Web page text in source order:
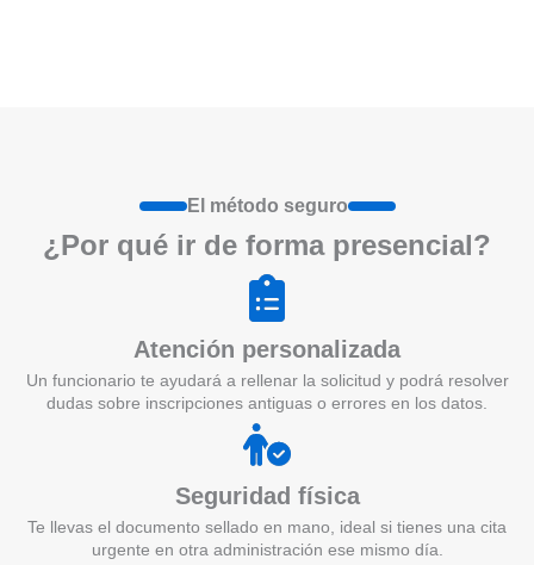
El método seguro
¿Por qué ir de formapresencial?
Atención personalizada
Un funcionario te ayudará a rellenar la solicitud y podrá resolver
dudas sobre inscripciones antiguas o errores en los datos.
Seguridad física
Te llevas el documento sellado en mano, ideal si tienes una cita
urgente en otra administración ese mismo día.